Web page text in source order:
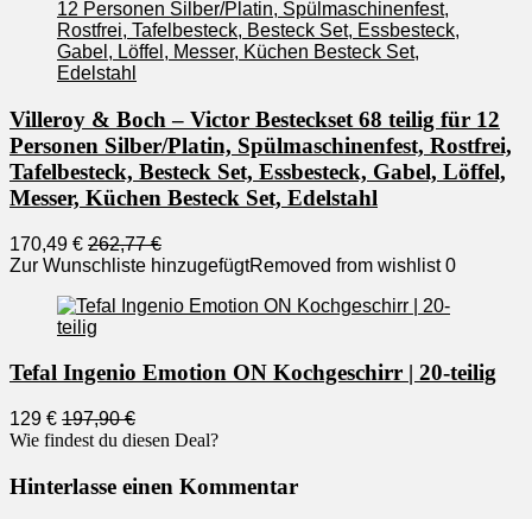
Villeroy & Boch – Victor Besteckset 68 teilig für 12
Personen Silber/Platin, Spülmaschinenfest, Rostfrei,
Tafelbesteck, Besteck Set, Essbesteck, Gabel, Löffel,
Messer, Küchen Besteck Set, Edelstahl
170,49 € 262,77 €
Zur Wunschliste hinzugefügtRemoved from wishlist 0
Tefal Ingenio Emotion ON Kochgeschirr | 20-teilig
129 € 197,90 €
Wie findest du diesen Deal?
Hinterlasse einen Kommentar